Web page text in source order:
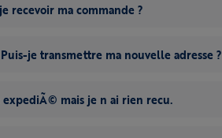
recevoir ma commande ?
je transmettre ma nouvelle adresse ?
expediÃ© mais je n ai rien recu.